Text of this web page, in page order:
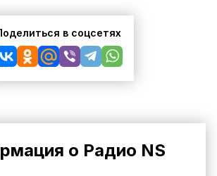
в соцсетях
о Радио NS